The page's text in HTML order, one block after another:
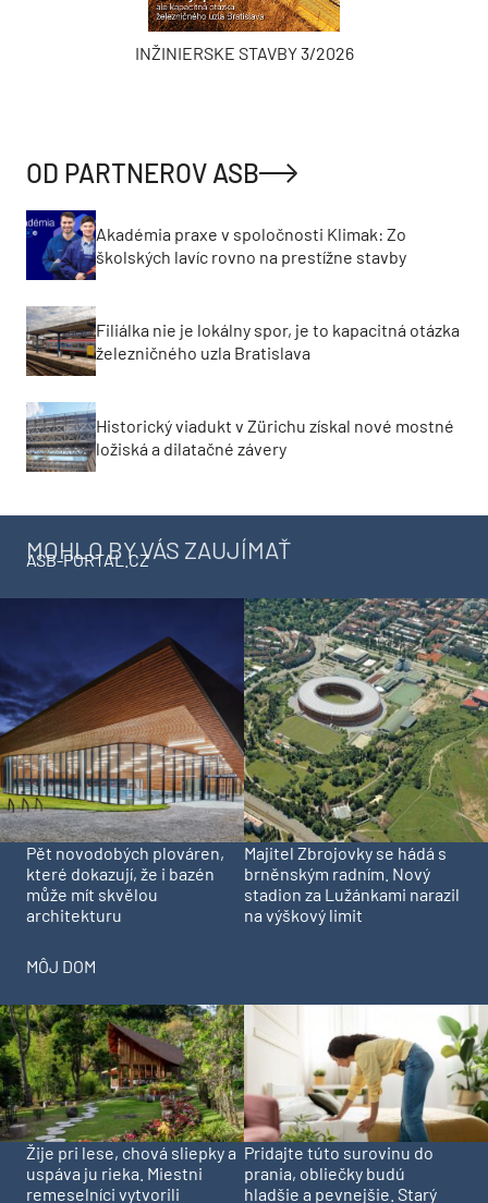
INŽINIERSKE STAVBY 3/2026
OD PARTNEROV ASB
Akadémia praxe v spoločnosti Klimak: Zo
školských lavíc rovno na prestížne stavby
Filiálka nie je lokálny spor, je to kapacitná otázka
železničného uzla Bratislava
Historický viadukt v Zürichu získal nové mostné
ložiská a dilatačné závery
MOHLO BY VÁS ZAUJÍMAŤ
ASB-PORTAL.CZ
Pět novodobých plováren,
které dokazují, že i bazén
může mít skvělou
architekturu
Majitel Zbrojovky se hádá s
brněnským radním. Nový
stadion za Lužánkami narazil
na výškový limit
MÔJ DOM
Žije pri lese, chová sliepky a
uspáva ju rieka. Miestni
remeselníci vytvorili
Pridajte túto surovinu do
prania, obliečky budú
hladšie a pevnejšie. Starý